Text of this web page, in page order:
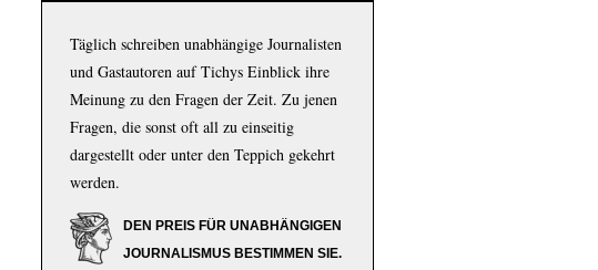
Täglich schreiben unabhängige Journalisten
und Gastautoren auf Tichys Einblick ihre
Meinung zu den Fragen der Zeit. Zu jenen
Fragen, die sonst oft all zu einseitig
dargestellt oder unter den Teppich gekehrt
werden.
DEN PREIS FÜR UNABHÄNGIGEN
JOURNALISMUS BESTIMMEN SIE.